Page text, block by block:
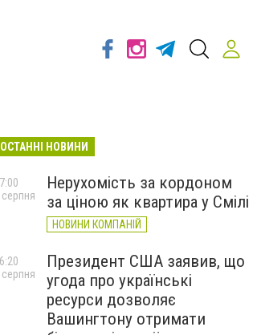
ОСТАННІ НОВИНИ
Нерухомість за кордоном
за ціною як квартира у Смілі
НОВИНИ КОМПАНІЙ
серпня
Президент США заявив, що
угода про українські
ресурси дозволяє
Вашингтону отримати
серпня